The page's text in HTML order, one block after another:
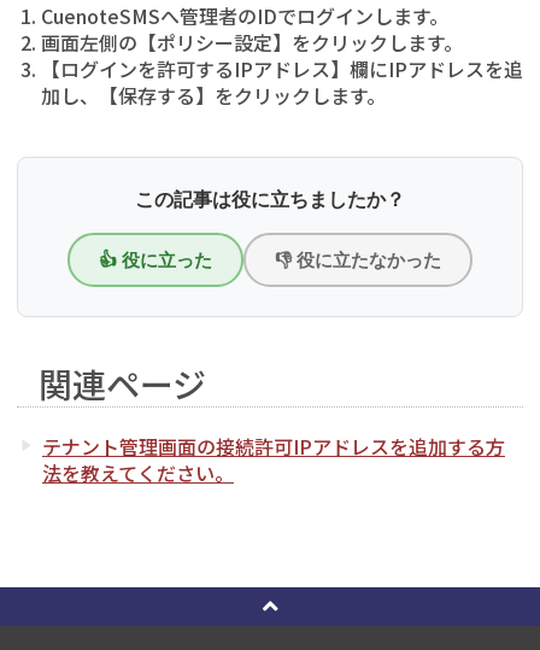
CuenoteSMSへ管理者のIDでログインします。
画面左側の【ポリシー設定】をクリックします。
【ログインを許可するIPアドレス】欄にIPアドレスを追
加し、【保存する】をクリックします。
この記事は役に立ちましたか？
👍 役に立った 👎 役に立たなかった
関連ページ
テナント管理画面の接続許可IPアドレスを追加する方
法を教えてください。